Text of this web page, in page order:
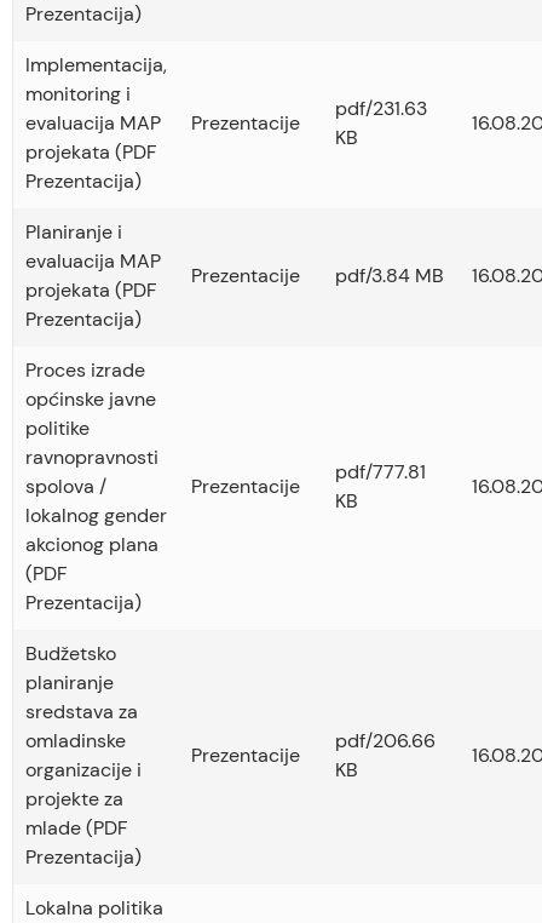
Prezentacija)
Implementacija,
monitoring i
evaluacija MAP
projekata (PDF
Prezentacija)
Prezentacije
pdf/231.63
KB
Planiranje i
evaluacija MAP
projekata (PDF
Prezentacija)
Prezentacije pdf/3.84 MB
Proces izrade
općinske javne
politike
ravnopravnosti
spolova /
lokalnog gender
akcionog plana
(PDF
Prezentacija)
Prezentacije
pdf/777.81
KB
Budžetsko
planiranje
sredstava za
omladinske
organizacije i
projekte za
mlade (PDF
Prezentacija)
Prezentacije
pdf/206.66
KB
Lokalna politika